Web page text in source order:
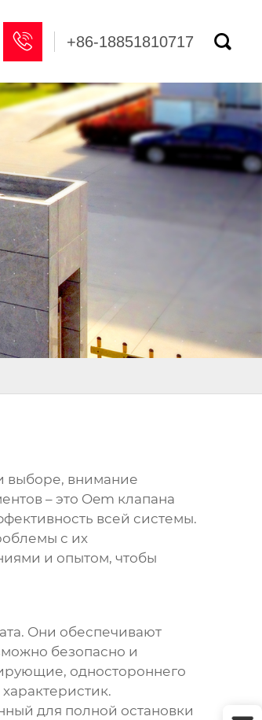
 +86-18851810717 
выборе, внимание
– это Oem клапана
всей системы.
с их
и опытом, чтобы
. Они обеспечивают
безопасно и
одностороннего
для полной остановки